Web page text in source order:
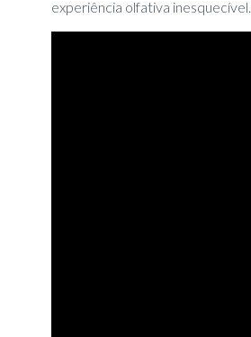
experiência olfativa inesquecível.